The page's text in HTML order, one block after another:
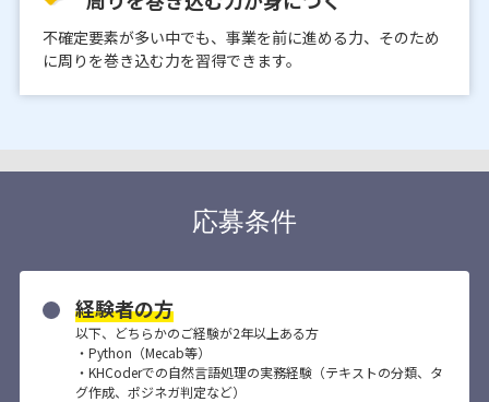
不確定要素が多い中でも、事業を前に進める力、そのため
に周りを巻き込む力を習得できます。
応募条件
経験者の方
以下、どちらかのご経験が2年以上ある方
・Python（Mecab等）
・KHCoderでの自然言語処理の実務経験（テキストの分類、タ
グ作成、ポジネガ判定など）